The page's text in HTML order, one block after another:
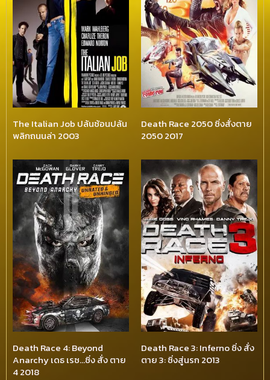
The Italian Job ปล้นซ้อนปล้น
พลิกถนนล่า 2003
Death Race 2050 ซิ่งสั่งตาย
2050 2017
Death Race 4: Beyond
Anarchy เดธ เรซ…ซิ่ง สั่ง ตาย
4 2018
Death Race 3: Inferno ซิ่ง สั่ง
ตาย 3: ซิ่งสู่นรก 2013